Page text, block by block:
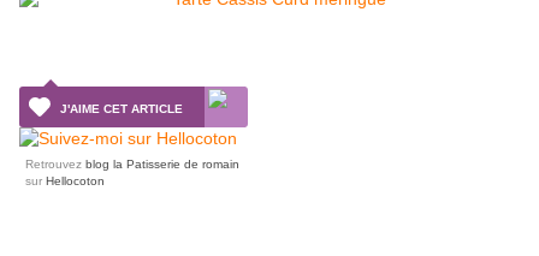
J'AIME CET ARTICLE
Retrouvez blog la Patisserie de romain
sur Hellocoton